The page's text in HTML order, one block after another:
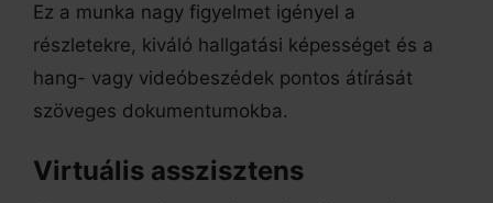
Ez a munka nagy figyelmet igényel a
részletekre, kiváló hallgatási képességet és a
hang- vagy videóbeszédek pontos átírását
szöveges dokumentumokba.
Virtuális asszisztens